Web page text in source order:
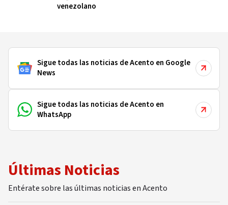
venezolano
Sigue todas las noticias de Acento en Google
News
Sigue todas las noticias de Acento en
WhatsApp